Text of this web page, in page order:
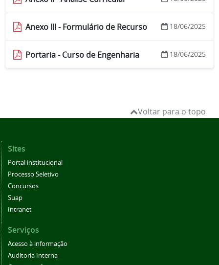
Anexo III - Formulário de Recurso 18/06/2025
Portaria - Curso de Engenharia 18/06/2025
Voltar para o topo
Sites
Portal institucional
Processo Seletivo
Concursos
Suap
Intranet
Serviços
Acesso à informação
Auditoria Interna